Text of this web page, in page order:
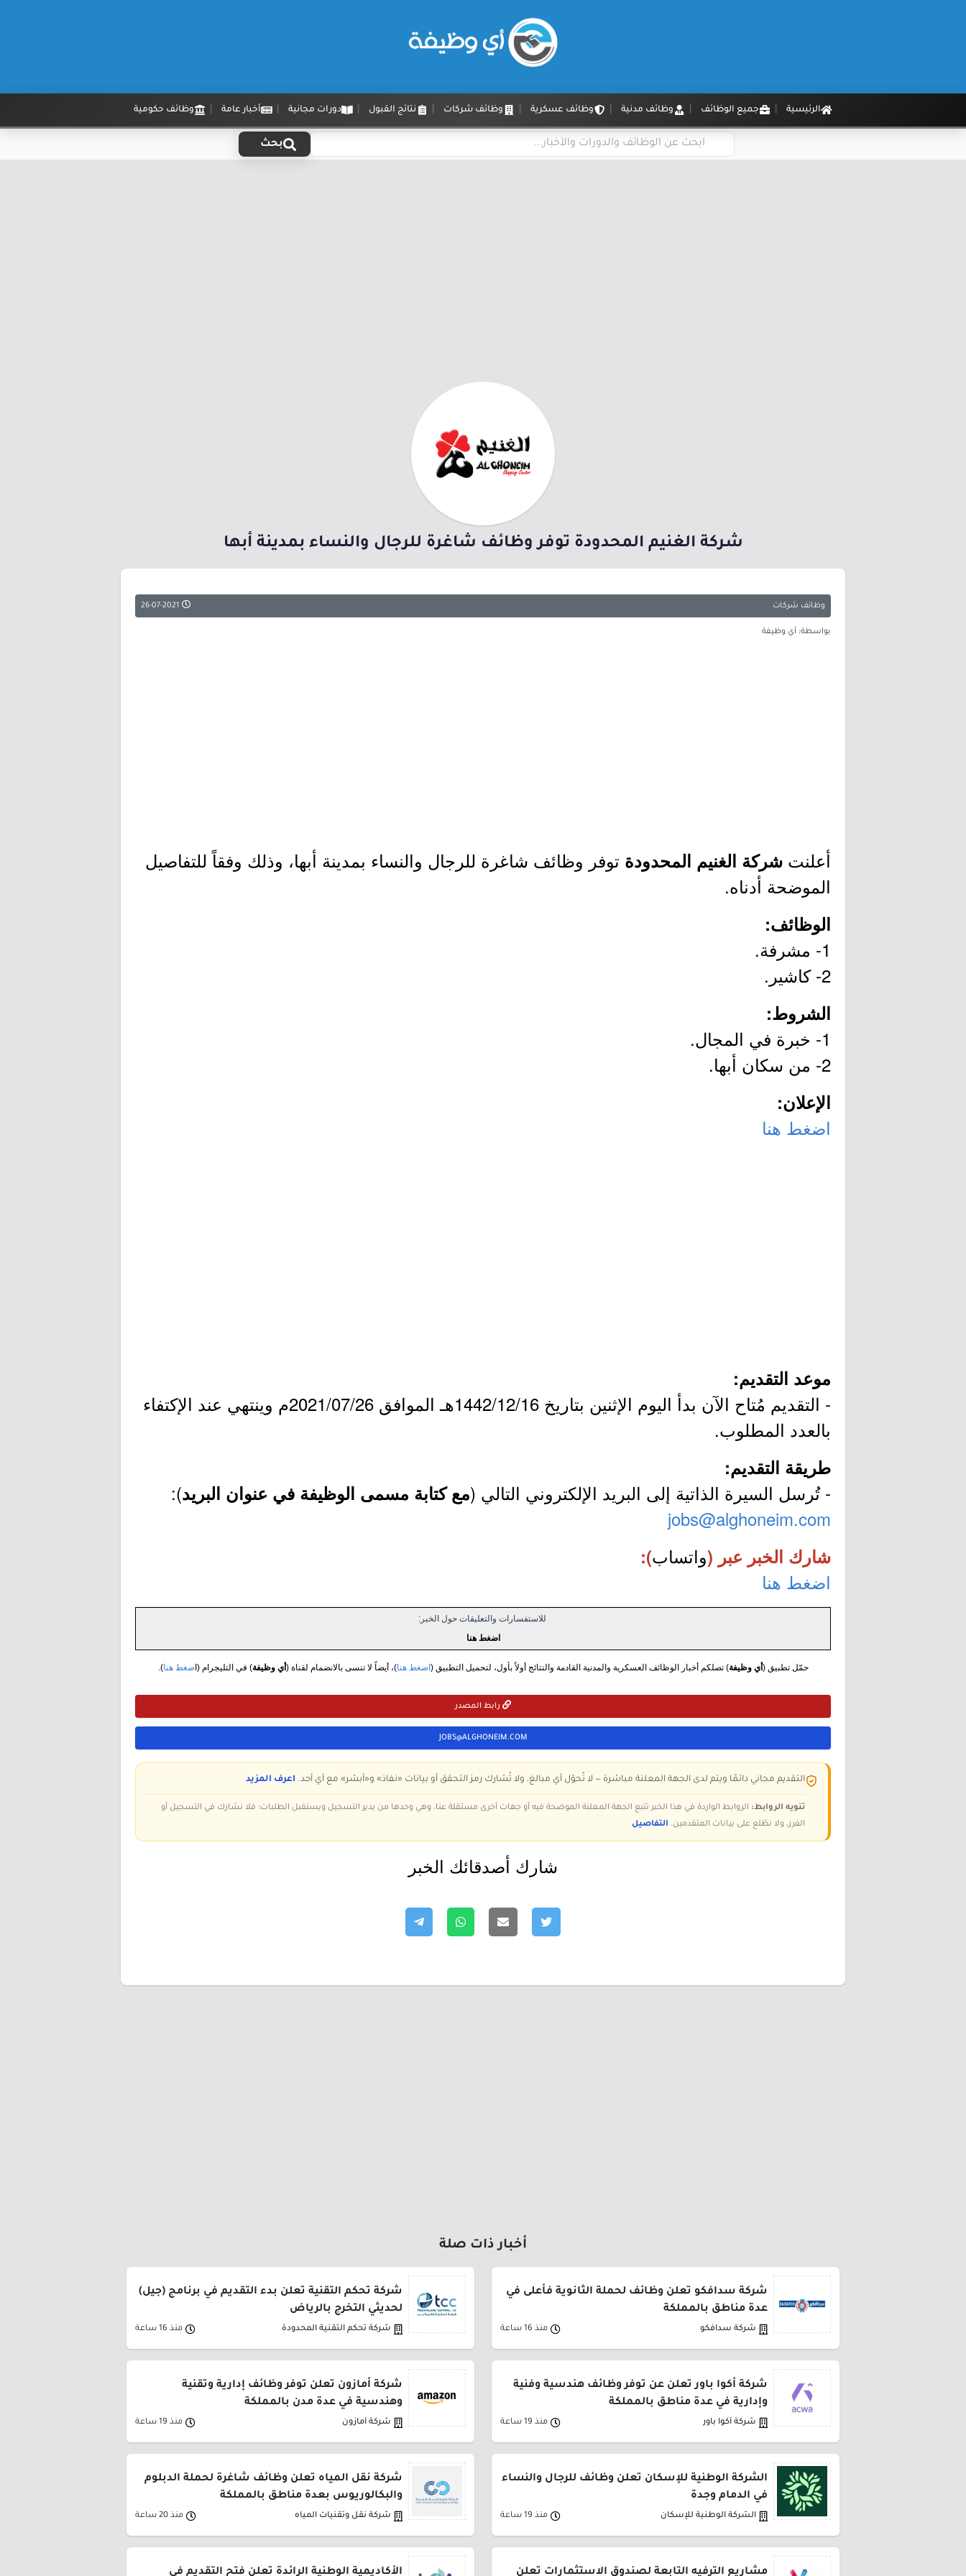
الرئيسية جميع الوظائف وظائف مدنية وظائف عسكرية وظائف شركات نتائج القبول دورات مجانية أخبار عامة وظائف حكومية
بحث
شركة الغنيم المحدودة توفر وظائف شاغرة للرجال والنساء بمدينة أبها
وظائف شركات
بواسطة: أي وظيفة
أعلنت شركة الغنيم المحدودة توفر وظائف شاغرة للرجال والنساء بمدينة أبها، وذلك وفقاً للتفاصيل
الموضحة أدناه.
الوظائف:
1- مشرفة.
2- كاشير.
الشروط:
1- خبرة في المجال.
2- من سكان أبها.
الإعلان:
اضغط هنا
موعد التقديم:
- التقديم مُتاح الآن بدأ اليوم الإثنين بتاريخ 1442/12/16هـ الموافق 2021/07/26م وينتهي عند الإكتفاء
بالعدد المطلوب.
طريقة التقديم:
- تُرسل السيرة الذاتية إلى البريد الإلكتروني التالي (مع كتابة مسمى الوظيفة في عنوان البريد):
jobs@alghoneim.com
شارك الخبر عبر (واتساب):
اضغط هنا
للاستفسارات والتعليقات حول الخبر:
اضغط هنا
حمّل تطبيق ( أي وظيفة) تصلكم أخبار الوظائف العسكرية والمدنية القادمة والنتائج أولاً بأول، لتحميل التطبيق ( اضغط هنا)، أيضاً لا تنسى بالانضمام لقناة ( أي وظيفة) في التليجرام (اضغط هنا).
رابط المصدر
JOBS@ALGHONEIM.COM
التقديم مجاني دائمًا ويتم لدى الجهة المعلنة مباشرة — لا تُحوّل أي مبالغ، ولا تُشارك رمز التحقق أو بيانات «نفاذ» و«أبشر» مع أي أحد. اعرف المزيد
تنويه الروابط: الروابط الواردة في هذا الخبر تتبع الجهة المعلنة الموضحة فيه أو جهات أخرى مستقلة عنا، وهي وحدها من يدير التسجيل ويستقبل الطلبات؛ فلا نشارك في التسجيل أو
الفرز، ولا نطّلع على بيانات المتقدمين. التفاصيل
شارك أصدقائك الخبر
أخبار ذات صلة
شركة سدافكو تعلن وظائف لحملة الثانوية فأعلى في
عدة مناطق بالمملكة
شركة سدافكو منذ 16 ساعة
شركة تحكم التقنية تعلن بدء التقديم في برنامج (جيل)
لحديثي التخرج بالرياض
شركة تحكم التقنية المحدودة منذ 16 ساعة
شركة أكوا باور تعلن عن توفر وظائف هندسية وفنية
وإدارية في عدة مناطق بالمملكة
شركة أكوا باور منذ 19 ساعة
شركة أمازون تعلن توفر وظائف إدارية وتقنية
وهندسية في عدة مدن بالمملكة
شركة أمازون منذ 19 ساعة
الشركة الوطنية للإسكان تعلن وظائف للرجال والنساء
في الدمام وجدة
الشركة الوطنية للإسكان منذ 19 ساعة
شركة نقل المياه تعلن وظائف شاغرة لحملة الدبلوم
والبكالوريوس بعدة مناطق بالمملكة
شركة نقل وتقنيات المياه منذ 20 ساعة
مشاريع الترفيه التابعة لصندوق الاستثمارات تعلن الأكاديمية الوطنية الرائدة تعلن فتح التقديم في